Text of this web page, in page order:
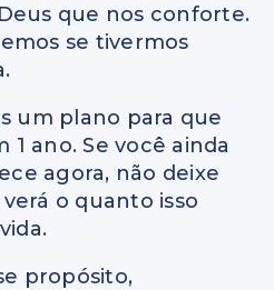
que nos conforte.
se tivermos
um plano para que
1 ano. Se você ainda
agora, não deixe
o quanto isso
propósito,